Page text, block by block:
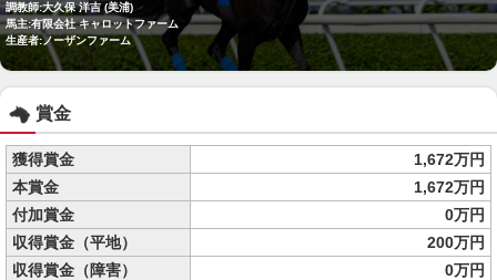
調教師:大久保 洋吉 (美浦)
馬主:有限会社 キャロットファーム
生産者:ノーザンファーム
賞金
獲得賞金
1,672万円
本賞金
1,672万円
付加賞金
0万円
収得賞金（平地）
200万円
収得賞金（障害）
0万円